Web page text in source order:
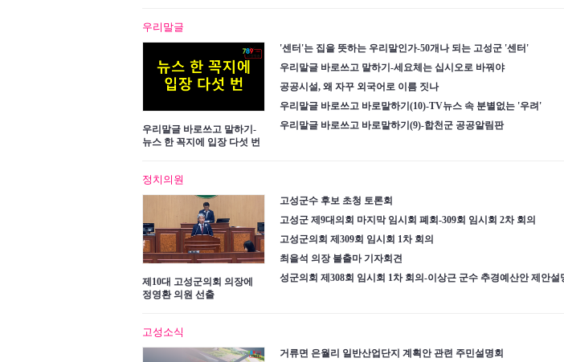
우리말글
우리말글 바로쓰고 말하기-
뉴스 한 꼭지에 입장 다섯 번
'센터'는 집을 뜻하는 우리말인가-50개나 되는 고성군 '센터'
우리말글 바로쓰고 말하기-세요체는 십시오로 바꿔야
공공시설, 왜 자꾸 외국어로 이름 짓나
우리말글 바로쓰고 바로말하기(10)-TV뉴스 속 분별없는 '우려'
우리말글 바로쓰고 바로말하기(9)-합천군 공공알림판
정치의원
제10대 고성군의회 의장에
정영환 의원 선출
고성군수 후보 초청 토론회
고성군 제9대의회 마지막 임시회 폐회-309회 임시회 2차 회의
고성군의회 제309회 임시회 1차 회의
최을석 의장 불출마 기자회견
성군의회 제308회 임시회 1차 회의-이상근 군수 추경예산안 제안설
고성소식
거류면 은월리 일반산업단지 계획안 관련 주민설명회